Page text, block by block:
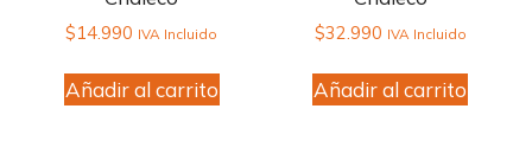
$14.990 IVA Incluido
Añadir al carrito
$32.990 IVA Incluido
Añadir al carrito